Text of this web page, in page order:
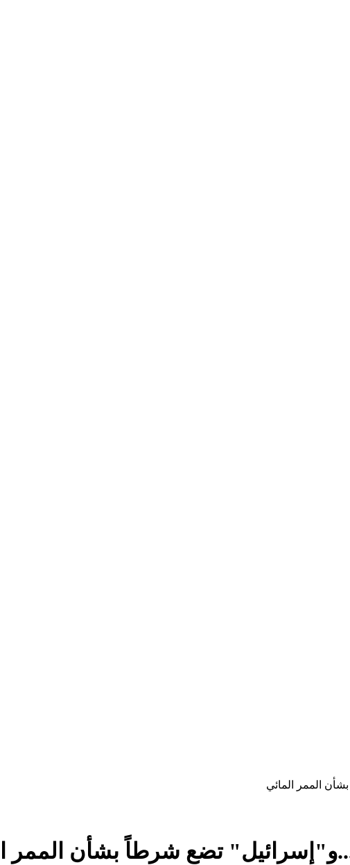
الممر المائي
...و"إسرائيل" تضع شرطاً بشأن الممر